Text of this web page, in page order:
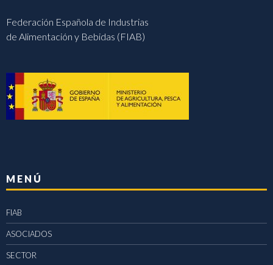
Federación Española de Industrias
de Alimentación y Bebidas (FIAB)
MENÚ
FIAB
ASOCIADOS
SECTOR